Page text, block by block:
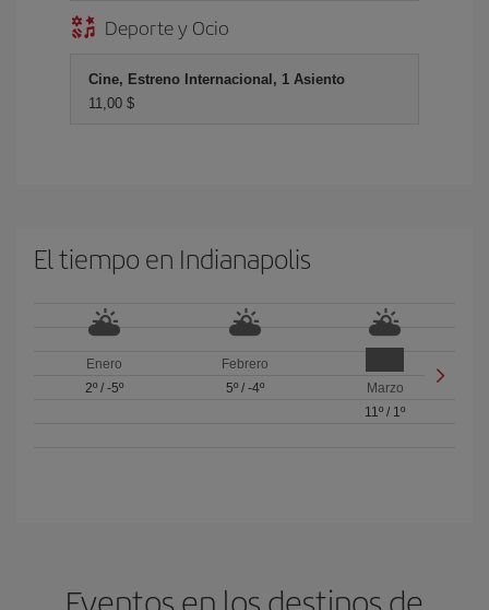
Deporte y Ocio
Cine, Estreno Internacional, 1 Asiento
11,00 $
El tiempo en Indianapolis
Enero
2º/ -5º
Febrero
5º/ -4º
Marzo
11º / 1º